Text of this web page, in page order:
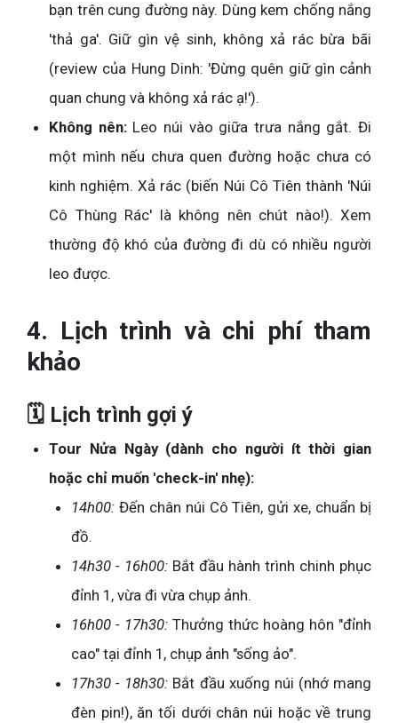
bạn trên cung đường này. Dùng kem chống nắng
'thả ga'. Giữ gìn vệ sinh, không xả rác bừa bãi
(review của Hung Dinh: 'Đừng quên giữ gìn cảnh
quan chung và không xả rác ạ!').
Không nên:Leo núi vào giữa trưa nắng gắt. Đi
một mình nếu chưa quen đường hoặc chưa có
kinh nghiệm. Xả rác (biến Núi Cô Tiên thành 'Núi
Cô Thùng Rác' là không nên chút nào!). Xem
thường độ khó của đường đi dù có nhiều người
leo được.
4. Lịch trình và chi phí tham
khảo
🗓️ Lịch trình gợi ý
Tour Nửa Ngày (dành cho người ít thời gian
hoặc chỉ muốn 'check-in' nhẹ):
14h00: Đến chân núi Cô Tiên, gửi xe, chuẩn bị
đồ.
14h30 - 16h00: Bắt đầu hành trình chinh phục
đỉnh 1, vừa đi vừa chụp ảnh.
16h00 - 17h30: Thưởng thức hoàng hôn "đỉnh
cao" tại đỉnh 1, chụp ảnh "sống ảo".
17h30 - 18h30: Bắt đầu xuống núi (nhớ mang
đèn pin!), ăn tối dưới chân núi hoặc về trung